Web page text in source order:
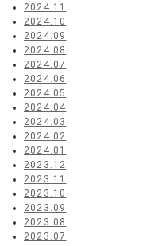
2024.11
2024.10
2024.09
2024.08
2024.07
2024.06
2024.05
2024.04
2024.03
2024.02
2024.01
2023.12
2023.11
2023.10
2023.09
2023.08
2023.07